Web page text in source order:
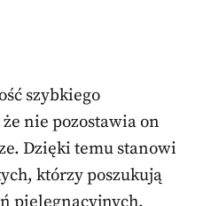
szybkiego
nie pozostawia on
Dzięki temu stanowi
którzy poszukują